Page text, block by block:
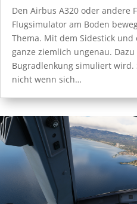
Den Airbus A320 oder andere
Flugsimulator am Boden
Thema. Mit dem Sidestick
ganze ziemlich ungenau.
Bugradlenkung simuliert wird.
nicht wenn sich…